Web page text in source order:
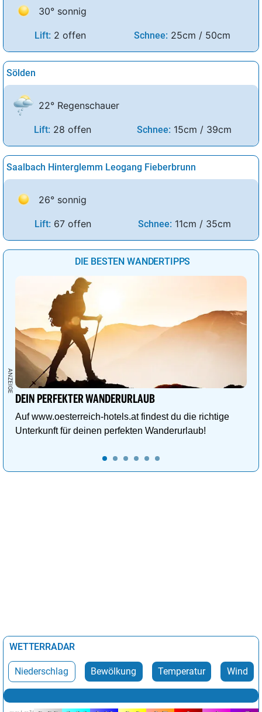
30° sonnig
Lift: 2 offen Schnee: 25cm / 50cm
Sölden
22° Regenschauer
Lift: 28 offen Schnee: 15cm / 39cm
Saalbach Hinterglemm Leogang Fieberbrunn
26° sonnig
Lift: 67 offen Schnee: 11cm / 35cm
DIE BESTEN WANDERTIPPS
DEIN PERFEKTER WANDERURLAUB
Auf www.oesterreich-hotels.at findest du die richtige
Unterkunft für deinen perfekten Wanderurlaub!
WETTERRADAR
Niederschlag Bewölkung Temperatur Wind